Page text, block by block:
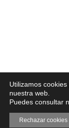
Aviso legal·
Utilizamos
nuestra web.
Puedes consultar
Rechazar cookies